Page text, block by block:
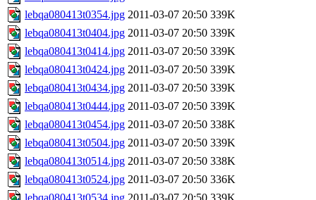
lebqa080413t0354.jpg 2011-03-07 20:50 339K
lebqa080413t0404.jpg 2011-03-07 20:50 339K
lebqa080413t0414.jpg 2011-03-07 20:50 339K
lebqa080413t0424.jpg 2011-03-07 20:50 339K
lebqa080413t0434.jpg 2011-03-07 20:50 339K
lebqa080413t0444.jpg 2011-03-07 20:50 339K
lebqa080413t0454.jpg 2011-03-07 20:50 338K
lebqa080413t0504.jpg 2011-03-07 20:50 339K
lebqa080413t0514.jpg 2011-03-07 20:50 338K
lebqa080413t0524.jpg 2011-03-07 20:50 336K